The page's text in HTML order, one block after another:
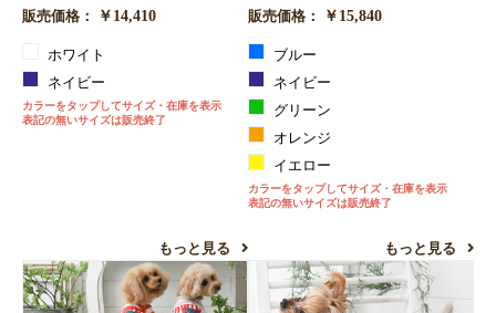
販売価格： ￥14,410
ホワイト
ネイビー
カラーをタップしてサイズ・在庫を表示
表記の無いサイズは販売終了
もっと見る
販売価格： ￥15,840
ブルー
ネイビー
グリーン
オレンジ
イエロー
カラーをタップしてサイズ・在庫を表示
表記の無いサイズは販売終了
もっと見る